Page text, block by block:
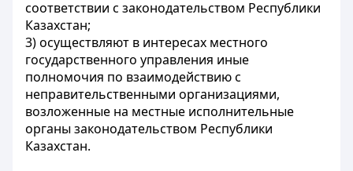
соответствии с законодательством Республики
Казахстан;
3) осуществляют в интересах местного
государственного управления иные
полномочия по взаимодействию с
неправительственными организациями,
возложенные на местные исполнительные
органы законодательством Республики
Казахстан.